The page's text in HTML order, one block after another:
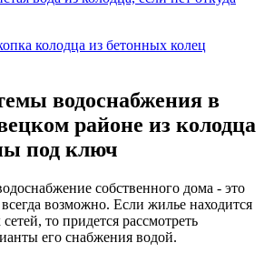
колодца из бетонных колец
водоснабжения в
районе из колодца
под ключ
собственного дома - это
возможно. Если жилье находится
то придется рассмотреть
его снабжения водой.